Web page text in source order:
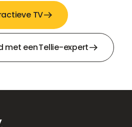
TV
met een Tellie-expert